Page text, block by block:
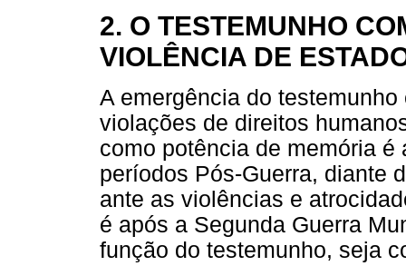
2. O TESTEMUNHO
VIOLÊNCIA DE
A emergência do
violações de direitos
como potência de memória
períodos Pós-Guerra, diante
ante as violências e
é após a Segunda Guerra
função do testemunho, seja